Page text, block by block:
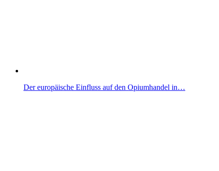
Der europäische Einfluss auf den Opiumhandel in…